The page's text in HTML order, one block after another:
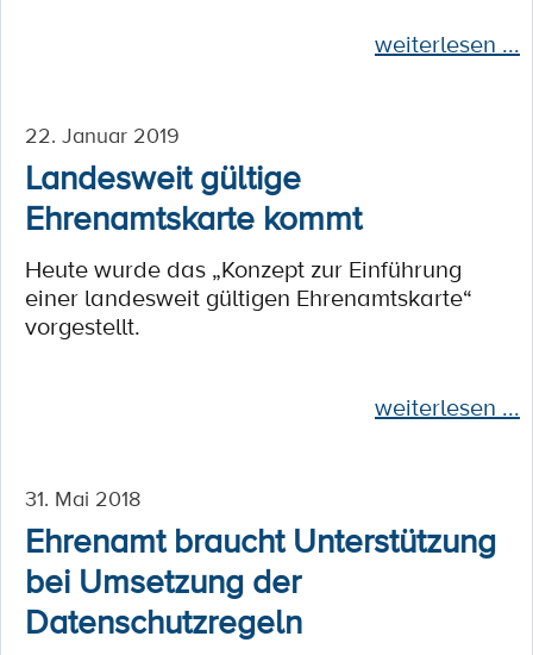
weiterlesen ...
22. Januar 2019
Landesweit gültige
Ehrenamtskarte kommt
Heute wurde das „Konzept zur Einführung
einer landesweit gültigen Ehrenamtskarte“
vorgestellt.
weiterlesen ...
31. Mai 2018
Ehrenamt braucht Unterstützung
bei Umsetzung der
Datenschutzregeln